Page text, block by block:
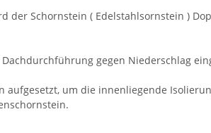
Schornstein ( Edelstahlsornstein )
gegen Niederschlag
um die innenliegende